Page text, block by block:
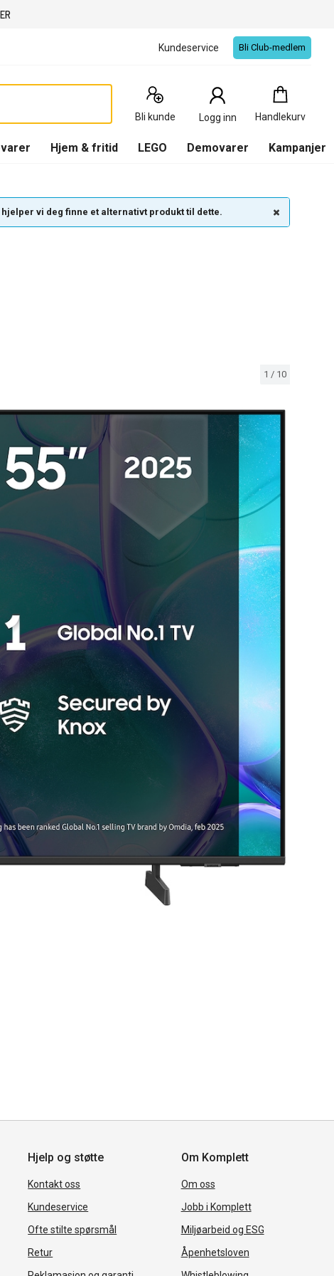
Kundeservice Bli Club-medlem
Bli kunde Logg inn Handlekurv
Handlekurv
0
Produkter
Hjem & fritid LEGO Demovarer Kampanjer
hjelper vi deg finne et alternativt produkt til dette.
1 / 10
Hjelp og støtte
Kontakt oss
Kundeservice
Ofte stilte spørsmål
Retur
Om Komplett
Om oss
Jobb i Komplett
Miljøarbeid og ESG
Åpenhetsloven